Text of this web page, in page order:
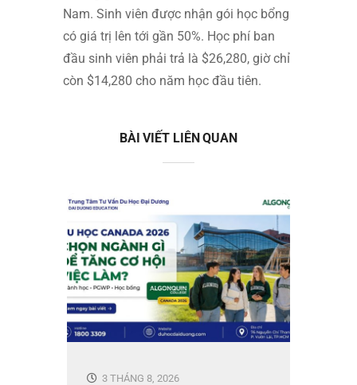
Nam. Sinh viên được nhận gói học bổng
có giá trị lên tới gần 50%. Học phí ban
đầu sinh viên phải trả là $26,280, giờ chỉ
còn $14,280 cho năm học đầu tiên.
BÀI VIẾT LIÊN QUAN
3 THÁNG 8, 2026